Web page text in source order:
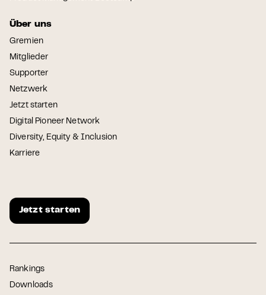
Über uns
Gremien
Mitglieder
Supporter
Netzwerk
Jetzt starten
Digital Pioneer Network
Diversity, Equity & Inclusion
Karriere
Jetzt starten
Rankings
Downloads